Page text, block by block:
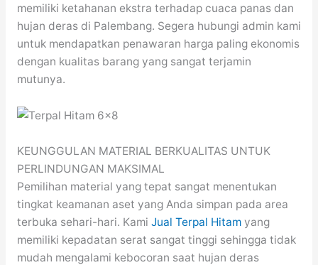
memiliki ketahanan ekstra terhadap cuaca panas dan
hujan deras di Palembang. Segera hubungi admin kami
untuk mendapatkan penawaran harga paling ekonomis
dengan kualitas barang yang sangat terjamin
mutunya.
KEUNGGULAN MATERIAL BERKUALITAS UNTUK
PERLINDUNGAN MAKSIMAL
Pemilihan material yang tepat sangat menentukan
tingkat keamanan aset yang Anda simpan pada area
terbuka sehari-hari. Kami Jual Terpal Hitamyang
memiliki kepadatan serat sangat tinggi sehingga tidak
mudah mengalami kebocoran saat hujan deras